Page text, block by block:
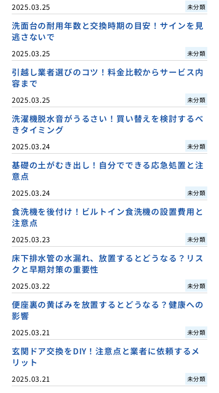
2025.03.25 未分類
洗面台の耐用年数と交換時期の目安！サインを見
逃さないで
2025.03.25 未分類
引越し業者選びのコツ！料金比較からサービス内
容まで
2025.03.25 未分類
洗濯機脱水音がうるさい！買い替えを検討するべ
きタイミング
2025.03.24 未分類
基礎の土がむき出し！自分でできる応急処置と注
意点
2025.03.24 未分類
食洗機を後付け！ビルトイン食洗機の設置費用と
注意点
2025.03.23 未分類
床下排水管の水漏れ、放置するとどうなる？リス
クと早期対策の重要性
2025.03.22 未分類
便座裏の黄ばみを放置するとどうなる？健康への
影響
2025.03.21 未分類
玄関ドア交換をDIY！注意点と業者に依頼するメ
リット
2025.03.21 未分類